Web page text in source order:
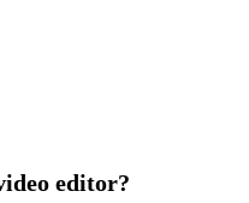
editor?